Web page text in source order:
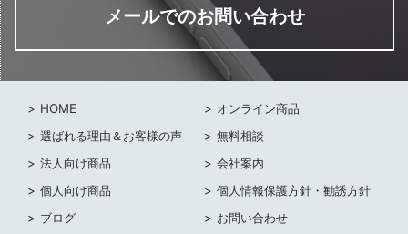
メールでのお問い合わせ
HOME
選ばれる理由＆お客様の声
法人向け商品
個人向け商品
ブログ
オンライン商品
無料相談
会社案内
個人情報保護方針・勧誘方針
お問い合わせ